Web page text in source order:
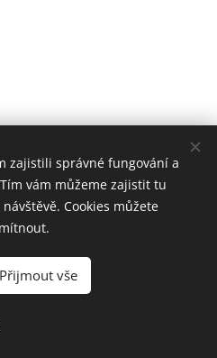
práva vyhrazena 2022-2024
Webnode
zajistili správné fungování a
vám můžeme zajistit tu
Cookies můžete
Přijmout vše